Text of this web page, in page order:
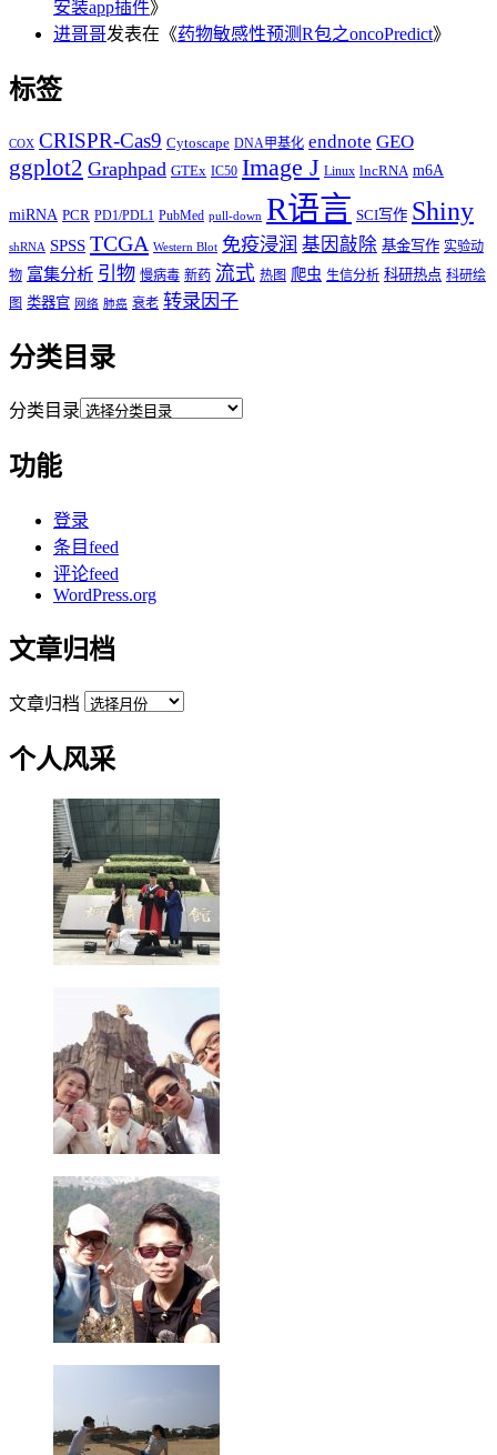
安装app插件》
进哥哥发表在《药物敏感性预测R包之oncoPredict》
标签
COX CRISPR-Cas9 Cytoscape DNA甲基化 endnote GEO
ggplot2 Graphpad GTEx IC50 Image J Linux lncRNA m6A
miRNA PCR PD1/PDL1 PubMed pull-down R语言 SCI写作 Shiny
shRNA SPSS TCGA Western Blot 免疫浸润 基因敲除 基金写作 实验动
物 富集分析 引物 慢病毒 新药 流式 热图 爬虫 生信分析 科研热点 科研绘
图 类器官 网络 肺癌 衰老 转录因子
分类目录
分类目录
功能
登录
条目feed
评论feed
WordPress.org
文章归档
文章归档
个人风采